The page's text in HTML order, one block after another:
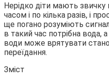
Нерідко діти мають звичку
часом і по кілька разів, і
ще погано розуміють
в такий час потрібна вода,
води може врятувати
переїдання.
Зміст